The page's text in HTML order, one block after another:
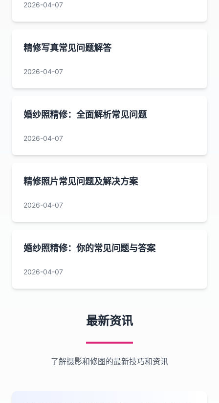
2026-04-07
精修写真常见问题解答
2026-04-07
婚纱照精修：全面解析常见问题
2026-04-07
精修照片常见问题及解决方案
2026-04-07
婚纱照精修：你的常见问题与答案
2026-04-07
最新资讯
了解摄影和修图的最新技巧和资讯